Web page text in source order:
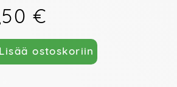
€
Lisää ostoskoriin